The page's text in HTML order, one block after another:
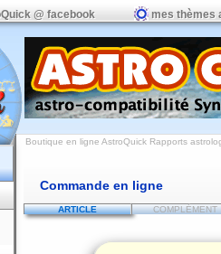
@ facebook mes thèmes
Boutique en ligne AstroQuick Rapports
Commande en ligne
ARTICLE COMPLÉMENT